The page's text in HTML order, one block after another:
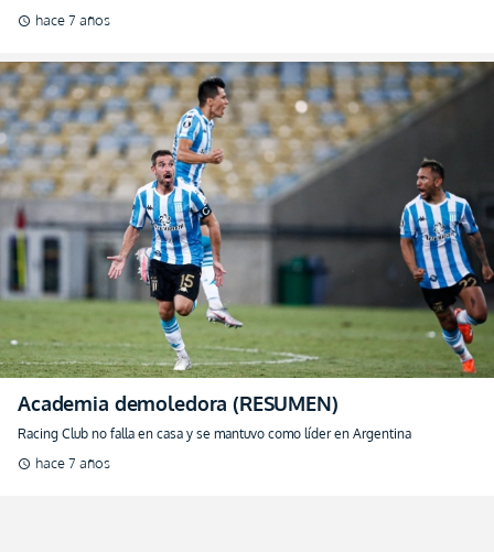
schedule hace 7 años
Academia demoledora (RESUMEN)
Racing Club no falla en casa y se mantuvo como líder en Argentina
schedule hace 7 años